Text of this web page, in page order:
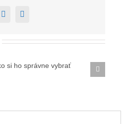
Facebook
E-